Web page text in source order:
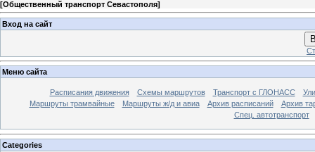
[Общественный транспорт Севастополя]
Вход на сайт
Меню сайта
Расписания движения Схемы маршрутов Транспорт с ГЛОНАСС
Маршруты трамвайные
Маршруты ж/д и авиа Архив расписаний
Архив
Спец. автотранспорт
Categories